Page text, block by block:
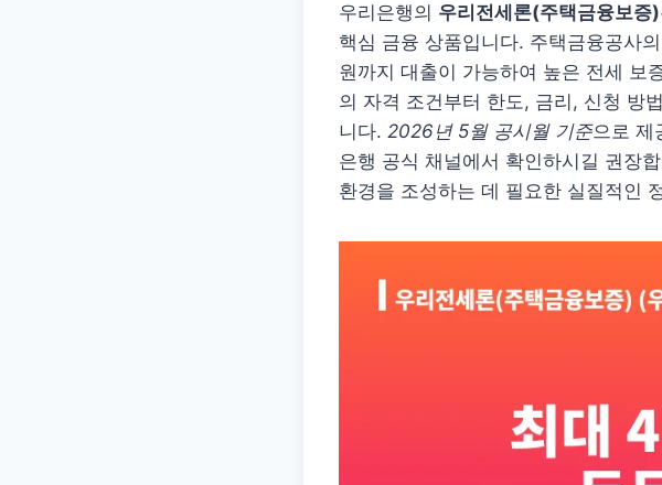
우리은행의 우리전세론(주택금융보증)
핵심 금융 상품입니다. 주택금융공사
원까지 대출이 가능하여 높은 전세 보
의 자격 조건부터 한도, 금리, 신청 방
니다. 2026년 5월 공시월 기준으로 제
은행 공식 채널에서 확인하시길 권장
환경을 조성하는 데 필요한 실질적인